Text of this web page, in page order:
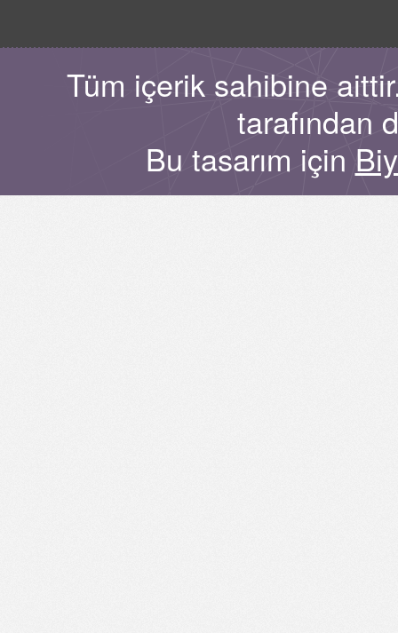
Tüm içerik sahibine
tarafından
Bu tasarım için